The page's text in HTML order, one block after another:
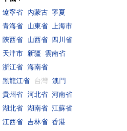
遼寧省
內蒙古 寧夏
青海省
山東省 上海市
陝西省
山西省 四川省
天津市
新疆
雲南省
浙江省 海南省
黑龍江省
台灣 澳門
貴州省 河北省 河南省
湖北省 湖南省 江蘇省
江西省 吉林省 香港